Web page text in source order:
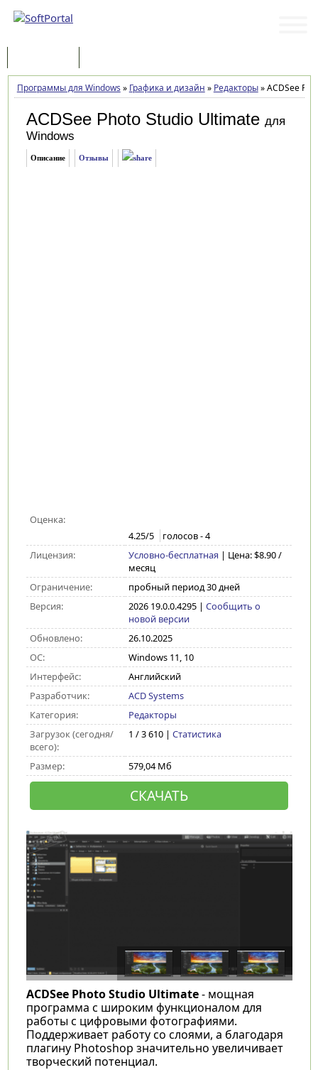
Программы для Windows » Графика и дизайн » Редакторы»ACDSee
ACDSee Photo Studio Ultimate для
Windows
Описание Отзывы
Оценка:
4.25/5 голосов -4
Лицензия:
Условно-бесплатная | Цена: $8.90 /
месяц
Ограничение:
пробный период 30 дней
Версия:
2026 19.0.0.4295| Сообщить о
новой версии
Обновлено:
26.10.2025
ОС:
Windows 11, 10
Интерфейс:
Английский
Разработчик:
ACD Systems
Категория:
Редакторы
Загрузок (сегодня/
всего):
1 / 3 610 | Статистика
Размер: 579,04 Мб
СКАЧАТЬ
ACDSee Photo Studio Ultimate- мощная
программа с широким функционалом для
работы с цифровыми фотографиями.
Поддерживает работу со слоями, а благодаря
плагину Photoshop значительно увеличивает
творческий потенциал.